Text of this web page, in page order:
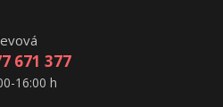
671 377
16:00 h